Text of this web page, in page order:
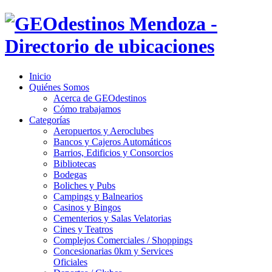
Inicio
Quiénes Somos
Acerca de GEOdestinos
Cómo trabajamos
Categorías
Aeropuertos y Aeroclubes
Bancos y Cajeros Automáticos
Barrios, Edificios y Consorcios
Bibliotecas
Bodegas
Boliches y Pubs
Campings y Balnearios
Casinos y Bingos
Cementerios y Salas Velatorias
Cines y Teatros
Complejos Comerciales / Shoppings
Concesionarias 0km y Services
Oficiales